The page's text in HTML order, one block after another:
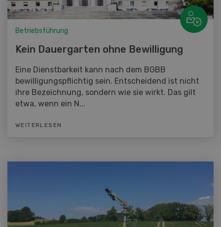
Betriebsführung
Kein Dauergarten ohne Bewilligung
Eine Dienstbarkeit kann nach dem BGBB
bewilligungspflichtig sein. Entscheidend ist nicht
ihre Bezeichnung, sondern wie sie wirkt. Das gilt
etwa, wenn ein N...
WEITERLESEN